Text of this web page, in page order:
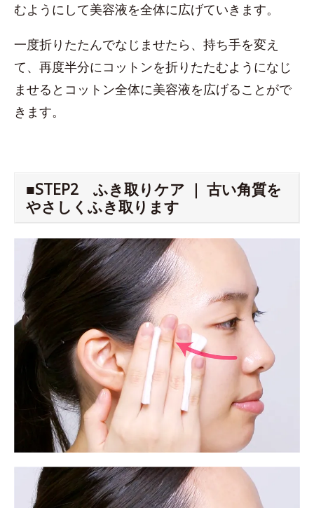
むようにして美容液を全体に広げていきます。
一度折りたたんでなじませたら、持ち手を変え
て、再度半分にコットンを折りたたむようになじ
ませるとコットン全体に美容液を広げることがで
きます。
■STEP2 ふき取りケア ｜ 古い角質を
やさしくふき取ります